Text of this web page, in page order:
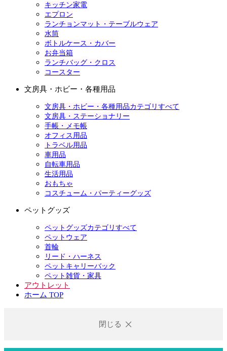
キッチン家電
エプロン
ランチョンマット・テーブルウェア
水筒
ボトルケース・カバー
お弁当箱
ランチバッグ・クロス
コースター
文房具・ホビー・各種用品
文房具・ホビー・各種用品カテゴリすべて
文房具・ステーショナリー
手帳・メモ帳
オフィス用品
トラベル用品
車用品
自転車用品
生活用品
おもちゃ
コスチューム・パーティーグッズ
ペットグッズ
ペットグッズカテゴリすべて
ペットウェア
首輪
リード・ハーネス
ペットキャリーバック
ペット雑貨・家具
アウトレット
ホーム TOP
閉じる